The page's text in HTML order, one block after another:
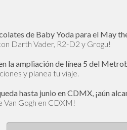
de Baby Yoda para el May
Darth Vader, R2-D2 y Grogu!
la ampliación de línea 5 del
y planea tu viaje.
hasta junio en CDMX, ¡aún
Van Gogh en CDXM!